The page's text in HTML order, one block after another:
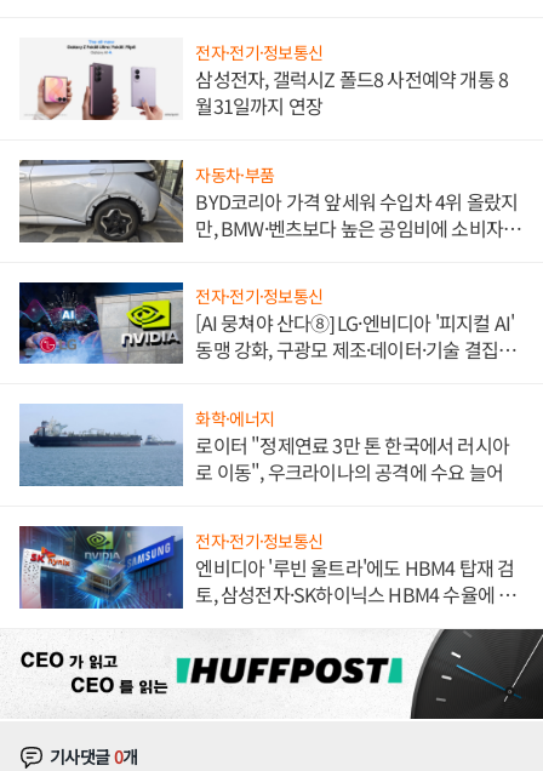
전자·전기·정보통신
삼성전자, 갤럭시Z 폴드8 사전예약 개통 8
월31일까지 연장
자동차·부품
BYD코리아 가격 앞세워 수입차 4위 올랐지
만, BMW·벤츠보다 높은 공임비에 소비자
전자·전기·정보통신
[AI 뭉쳐야 산다⑧] LG·엔비디아 '피지컬 AI'
동맹 강화, 구광모 제조·데이터·기술 결집
화학·에너지
로이터 "정제연료 3만 톤 한국에서 러시아
로 이동", 우크라이나의 공격에 수요 늘어
전자·전기·정보통신
엔비디아 '루빈 울트라'에도 HBM4 탑재 검
토, 삼성전자·SK하이닉스 HBM4 수율에 주
기사댓글0개